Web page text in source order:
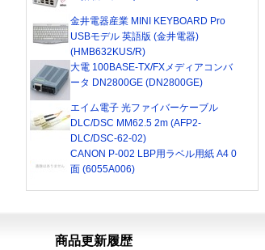
金井電器産業 MINI KEYBOARD Pro
USBモデル 英語版 (金井電器)
(HMB632KUS/R)
大電 100BASE-TX/FXメディアコンバ
ータ DN2800GE (DN2800GE)
エイム電子 光ファイバーケーブル
DLC/DSC MM62.5 2m (AFP2-
DLC/DSC-62-02)
CANON P-002 LBP用ラベル用紙 A4 0
面 (6055A006)
商品更新履歴